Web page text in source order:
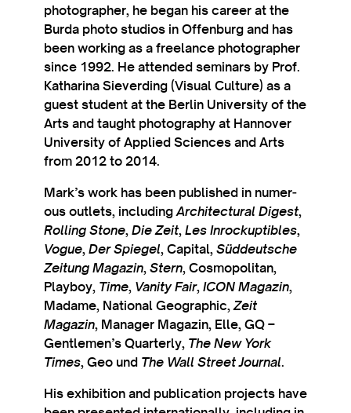
pho­to­graph­er, he began his career at the
Burda photo stu­di­os in Offen­burg and has
been work­ing as a freel­ance pho­to­graph­er
since 1992. He atten­ded sem­inars by Prof.
Kath­ar­ina Siev­erd­ing (Visu­al Cul­ture) as a
guest stu­dent at the Ber­lin Uni­ver­sity of the
Arts and taught pho­to­graphy at Han­nov­er
Uni­ver­sity of Applied Sci­ences and Arts
from 2012 to 2014.
Mark’s work has been pub­lished in numer­
ous out­lets, includ­ingArchi­tec­tur­al Digest,
Rolling Stone, Die Zeit, Les Inrockupt­ibles,
Vogue, Der Spiegel, Cap­it­al, Süd­deutsche
Zei­tung Magazin, Stern, Cos­mo­pol­it­an,
Play­boy, Time, Van­ity Fair, ICON Magazin,
Madame, Nation­al Geo­graph­ic, Zeit
Magazin, Man­ager Magazin, Elle, GQ –
Gentlemen’s Quarterly, The New York
Times, Geo und The Wall Street Journ­al.
His exhib­i­tion and pub­lic­a­tion pro­jects have